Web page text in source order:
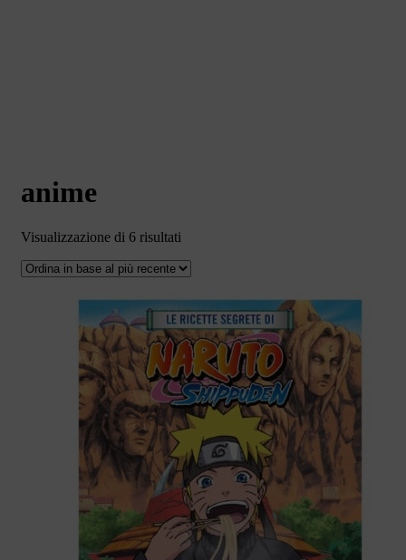
anime
Visualizzazione di 6 risultati
base
più
recente